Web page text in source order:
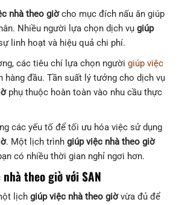
nhà theo giờcho mục đích nấu ăn giúp
Nhiều người lựa chọn dịch vụ giúp
linh hoạt và hiệu quả chi phí.
các tiêu chí lựa chọn người giúp việc
hàng đầu. Tần suất lý tưởng cho dịch vụ
phụ thuộc hoàn toàn vào nhu cầu thực
các yếu tố để tối ưu hóa việc sử dụng
. Một lịch trình giúp việc nhà theo giờ
có nhiều thời gian nghỉ ngơi hơn.
theo giờ với SAN
lịch giúp việc nhà theo giờvừa đủ để